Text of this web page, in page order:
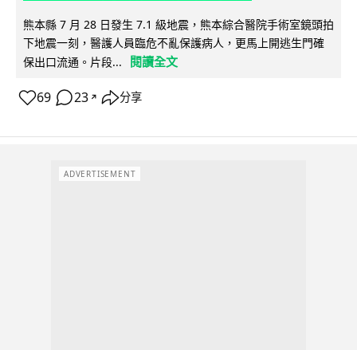
熊本縣 7 月 28 日發生 7.1 級地震，熊本綜合醫院手術室鏡頭拍
下地震一刻，醫護人員臨危不亂保護病人，更馬上開逃生門確
保出口流通。片段...
閱讀全文
69 23 ↗ 分享
ADVERTISEMENT